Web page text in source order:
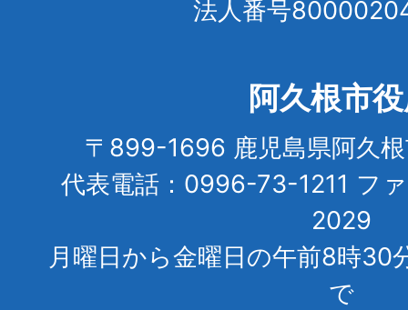
法人番号
阿久根市
〒899-1696 鹿児島県阿久
代表電話：0996-73-1211 フ
2029
月曜日から金曜日の午前8時30
で